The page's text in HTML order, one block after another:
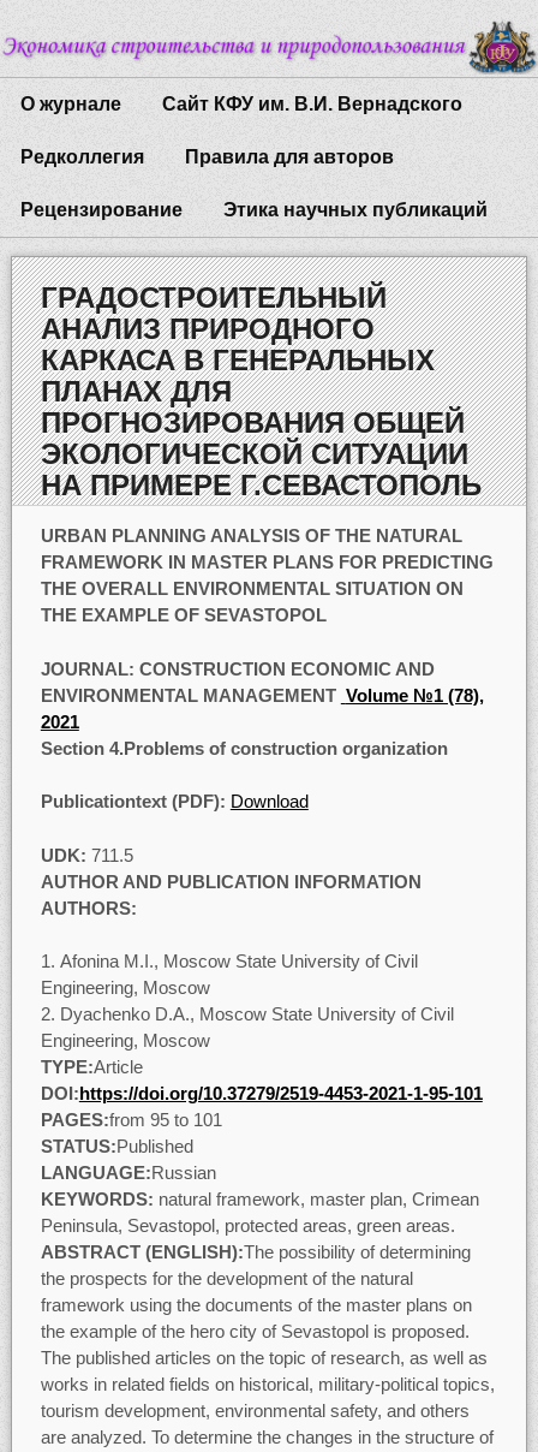
О журнале Сайт КФУ им. В.И. Вернадского
Редколлегия Правила для авторов
Рецензирование Этика научных публикаций
ГРАДОСТРОИТЕЛЬНЫЙ
АНАЛИЗ ПРИРОДНОГО
КАРКАСА В ГЕНЕРАЛЬНЫХ
ПЛАНАХ ДЛЯ
ПРОГНОЗИРОВАНИЯ ОБЩЕЙ
ЭКОЛОГИЧЕСКОЙ СИТУАЦИИ
НА ПРИМЕРЕ Г.СЕВАСТОПОЛЬ
URBAN PLANNING ANALYSIS OF THE NATURAL
FRAMEWORK IN MASTER PLANS FOR PREDICTING
THE OVERALL ENVIRONMENTAL SITUATION ON
THE EXAMPLE OF SEVASTOPOL
JOURNAL: CONSTRUCTION ECONOMIC AND
ENVIRONMENTAL MANAGEMENT Volume №1 (78),
2021
Section 4.Problems of construction organization
Publicationtext (PDF): Download
UDK: 711.5
AUTHOR AND PUBLICATION INFORMATION
AUTHORS:
Afonina M.I., Moscow State University of Civil
Engineering, Moscow
Dyachenko D.A., Moscow State University of Civil
Engineering, Moscow
TYPE:Article
DOI:https://doi.org/10.37279/2519-4453-2021-1-95-101
PAGES:from 95 to 101
STATUS:Published
LANGUAGE:Russian
KEYWORDS: natural framework, master plan, Crimean
Peninsula, Sevastopol, protected areas, green areas.
ABSTRACT (ENGLISH):The possibility of determining
the prospects for the development of the natural
framework using the documents of the master plans on
the example of the hero city of Sevastopol is proposed.
The published articles on the topic of research, as well as
works in related fields on historical, military-political topics,
tourism development, environmental safety, and others
are analyzed. To determine the changes in the structure of